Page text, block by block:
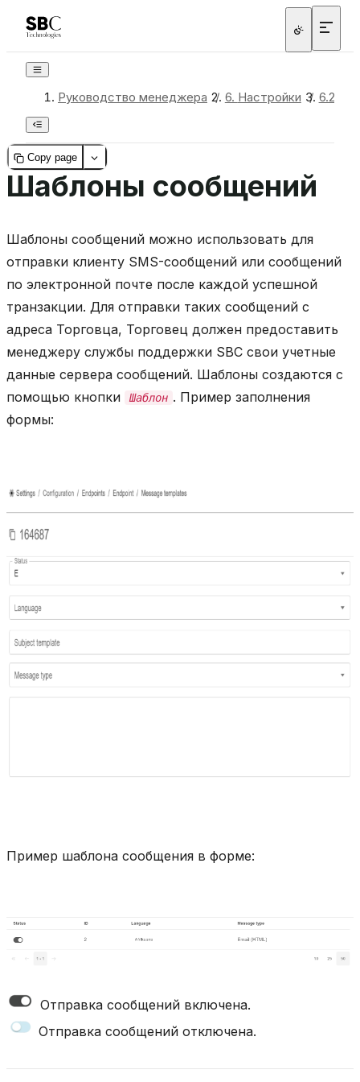
Руководство менеджера / 6. Настройки / 6.2.
Copy page
Шаблоны сообщений
Шаблоны сообщений можно использовать для
отправки клиенту SMS-сообщений или сообщений
по электронной почте после каждой успешной
транзакции. Для отправки таких сообщений с
адреса Торговца, Торговец должен предоставить
менеджеру службы поддержки SBC свои учетные
данные сервера сообщений. Шаблоны создаются с
помощью кнопки
Шаблон . Пример заполнения
формы:
Пример шаблона сообщения в форме:
Отправка сообщений включена.
Отправка сообщений отключена.